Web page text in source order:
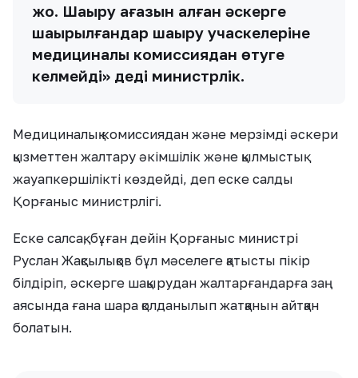
жоқ. Шақыру қағазын алған әскерге
шақырылғандар шақыру учаскелеріне
медициналық комиссиядан өтуге
келмейді» деді министрлік.
Медициналық комиссиядан және мерзімді әскери
қызметтен жалтару әкімшілік және қылмыстық
жауапкершілікті көздейді, деп еске салды
Қорғаныс министрлігі.
Еске салсақ, бұған дейін Қорғаныс министрі
Руслан Жақсылықов бұл мәселеге қатысты пікір
білдіріп, әскерге шақырудан жалтарғандарға заң
аясында ғана шара қолданылып жатқанын айтқан
болатын.